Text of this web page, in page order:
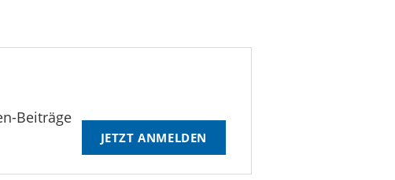
Beiträge
JETZT ANMELDEN